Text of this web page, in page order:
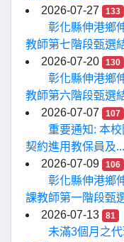
2026-07-27
133
彰化縣伸港鄉
教師第七階段甄選
2026-07-20
130
彰化縣伸港鄉
教師第六階段甄選
2026-07-07
107
重要通知: 本
契約進用教保員及...
2026-07-09
106
彰化縣伸港鄉
課教師第一階段甄
2026-07-13
81
未滿3個月之